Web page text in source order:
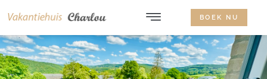
BOEK NU